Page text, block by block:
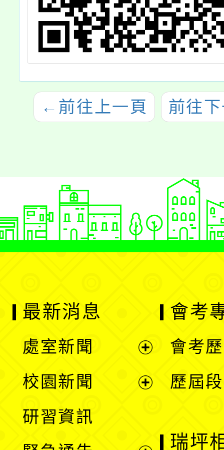
← 前往上一頁 前往
最新消息
處室新聞
校園新聞
研習資訊
會考
會考
歷屆
瑞坪